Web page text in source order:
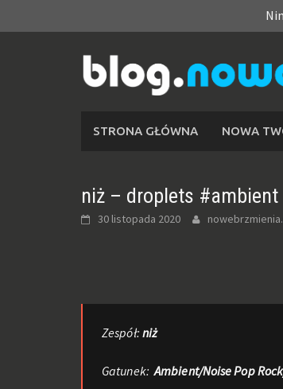
STRONA GŁÓWNA NOWA
niż – droplets #ambient
30 listopada 2020
Zespół: niż
Gatunek:Ambient/Noise Pop